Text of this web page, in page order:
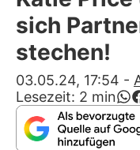
Alle
sich
stechen!
03.05.24, 17:54 -
Lesezeit: 2 min